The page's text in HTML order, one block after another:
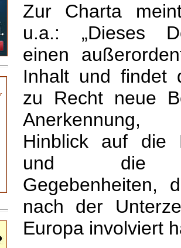
Zur Charta
u.a.: „Dieses
einen
Inhalt und findet
zu Recht neue
Hinblick auf die
und die
Gegebenheiten,
nach der
Europa involviert